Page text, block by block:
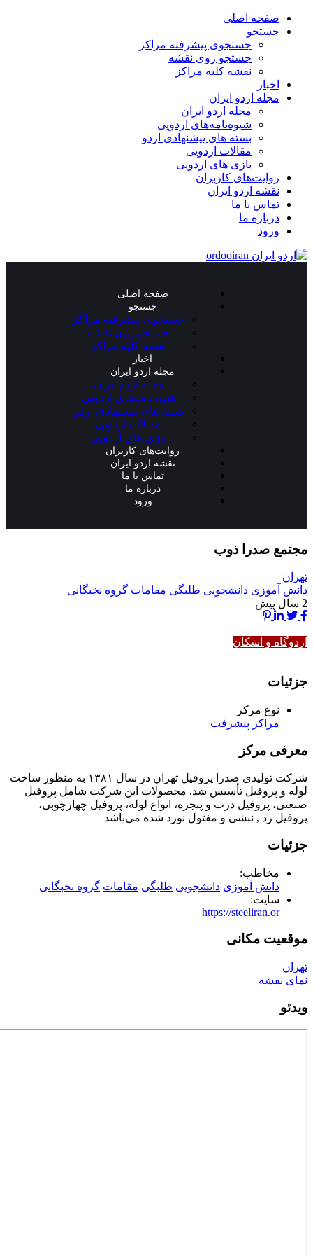
صفحه اصلی
جستجو
جستجوی پیشرفته مراکز
جستجو روی نقشه
نقشه کلیه مراکز
اخبار
مجله اردو ایران
مجله اردو ایران
شیوه‌نامه‌های اردویی
بسته های پیشنهادی اردو
مقالات اردویی
بازی های اردویی
روایت‌های کاربران
نقشه اردو ایران
تماس با ما
درباره ما
ورود
صفحه اصلی
جستجو
جستجوی پیشرفته مراکز
جستجو روی نقشه
نقشه کلیه مراکز
اخبار
مجله اردو ایران
مجله اردو ایران
شیوه‌نامه‌های اردویی
بسته های پیشنهادی اردو
مقالات اردویی
بازی های اردویی
روایت‌های کاربران
نقشه اردو ایران
تماس با ما
درباره ما
ورود
مجتمع صدرا ذوب
تهران
دانش آموزی دانشجویی طلبگی مقامات گروه نخبگانی
2 سال پیش
اردوگاه و اسکان
جزئیات
نوع مرکز
مراکز پیشرفت
معرفی مرکز
شرکت تولیدی صدرا پروفیل تهران در سال ۱۳۸۱ به منظور ساخت
لوله و پروفیل‌ تأسیس شد. محصولات این شرکت شامل پروفیل
صنعتی، پروفیل درب و پنجره، انواع لوله، پروفیل چهارچوبی،
پروفیل زد , نبشی و مفتول نورد شده می‌باشد
جزئیات
مخاطب:
دانش آموزی دانشجویی طلبگی مقامات گروه نخبگانی
سایت:
https://steeliran.or
موقعیت مکانی
تهران
نمای نقشه
ویدئو